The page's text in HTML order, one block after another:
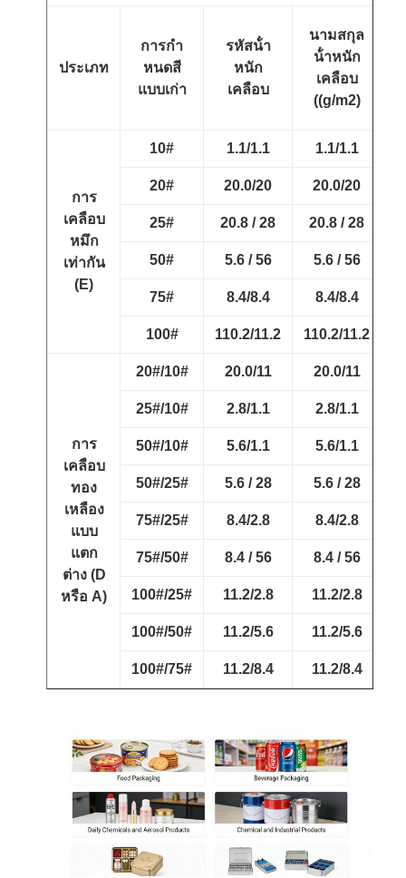
ประเภท
การกํา
หนดสี
แบบเก่า
รหัสน้ํา
หนัก
เคลือบ
นามสกุล
น้ําหนัก
เคลือบ
((g/m2)
การ
เคลือบ
หมึก
เท่ากัน
(E)
10# 1.1/1.1 1.1/1.1
20# 20.0/20 20.0/20
25# 20.8 / 28 20.8 / 28
50# 5.6 / 56 5.6 / 56
75# 8.4/8.4 8.4/8.4
100# 110.2/11.2 110.2/11.2
การ
เคลือบ
ทอง
เหลือง
แบบ
แตก
ต่าง (D
หรือ A)
20#/10# 20.0/11 20.0/11
25#/10# 2.8/1.1 2.8/1.1
50#/10# 5.6/1.1 5.6/1.1
50#/25# 5.6 / 28 5.6 / 28
75#/25# 8.4/2.8 8.4/2.8
75#/50# 8.4 / 56 8.4 / 56
100#/25# 11.2/2.8 11.2/2.8
100#/50# 11.2/5.6 11.2/5.6
100#/75# 11.2/8.4 11.2/8.4